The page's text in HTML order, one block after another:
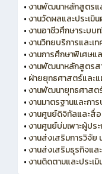
•งานพัฒนาหลักสูตรแ
•งานวัดผลและประเมิ
•งานอาชีวศึกษาระบบ
•งานวิทยบริการและเ
•งานการศึกษาพิเศษแ
•งานพัฒนาหลักสูตรส
• ฝ่ายยุทธศาสตร์และ
•งานพัฒนายุทธศาสต
•งานมาตรฐานและกา
•งานศูนย์ดิจิทัลและสื่
•งานศูนย์บ่มเพาะผู้ปร
•งานส่งเสริมการวิจัย
•งานส่งเสริมธุรกิจแล
•งานติดตามและประเ